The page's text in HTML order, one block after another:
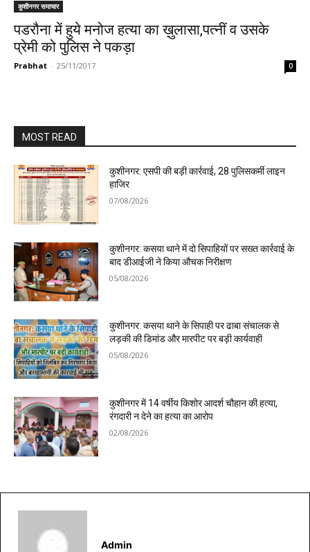
कुशीनगर समाचार
पडरौना में हुये मनोज हत्या का ख़ुलासा,पत्नीं व उसके
प्रेमी को पुलिस ने पकड़ा
Prabhat - 25/11/2017 0
MOST READ
कुशीनगर: एसपी की बड़ी कार्रवाई, 28 पुलिसकर्मी लाइन
हाजिर
07/08/2026
कुशीनगर: कसया थाने में दो सिपाहियों पर सख्त कार्रवाई के
बाद डीआईजी ने किया औचक निरीक्षण
05/08/2026
कुशीनगर: कसया थाने के सिपाही पर ढाबा संचालक से
लड़की की डिमांड और मारपीट पर बड़ी कार्यवाही
05/08/2026
कुशीनगर में 14 वर्षीय किशोर आदर्श चौहान की हत्या,
रंगदारी न देने का हत्या का आरोप
02/08/2026
Admin